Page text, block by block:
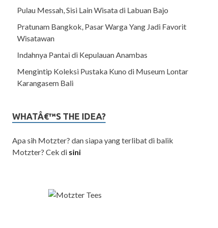
Pulau Messah, Sisi Lain Wisata di Labuan Bajo
Pratunam Bangkok, Pasar Warga Yang Jadi Favorit
Wisatawan
Indahnya Pantai di Kepulauan Anambas
Mengintip Koleksi Pustaka Kuno di Museum Lontar
Karangasem Bali
WHATÂ€™S THE IDEA?
Apa sih Motzter? dan siapa yang terlibat di balik
Motzter? Cek di sini